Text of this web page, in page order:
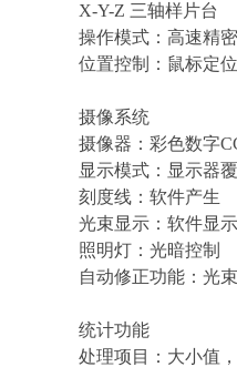
X-Y-Z 三轴样片台
操作模式：高速精
位置控制：鼠标定
摄像系统
摄像器：彩色数字
显示模式：显示器
刻度线：软件产生
光束显示：软件显
照明灯：光暗控制
自动修正功能：光
统计功能
处理项目：大小值